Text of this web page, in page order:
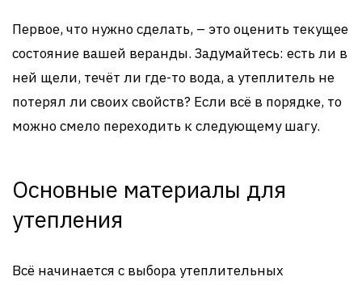
Первое, что нужно сделать, – это оценить текущее
состояние вашей веранды. Задумайтесь: есть ли в
ней щели, течёт ли где-то вода, а утеплитель не
потерял ли своих свойств? Если всё в порядке, то
можно смело переходить к следующему шагу.
Основные материалы для
утепления
Всё начинается с выбора утеплительных